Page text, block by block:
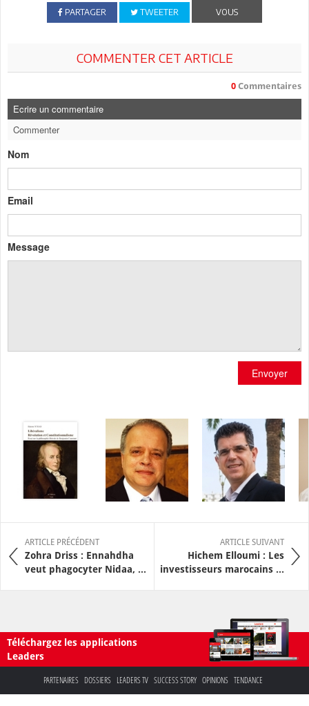
PARTAGER TWEETER
VOUS
COMMENTER CET ARTICLE
0 Commentaires
Ecrire un commentaire
Commenter
Nom
Email
Message
Envoyer
ARTICLE PRÉCÉDENT
Zohra Driss : Ennahdha
veut phagocyter Nidaa, ...
ARTICLE SUIVANT
Hichem Elloumi : Les
investisseurs marocains ...
Téléchargez les applications
Leaders
PARTENAIRES DOSSIERS LEADERS TV SUCCESS STORY OPINIONS TENDANCE